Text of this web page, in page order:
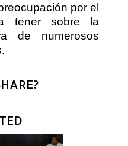
por el
tener sobre la
de numerosos